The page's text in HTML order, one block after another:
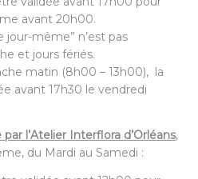
avant 20h00.
jour-même” n’est pas
et jours fériés.
matin (8h00 – 13h00), la
avant 17h30 le vendredi
l’Atelier Interflora d’Orléans,
du Mardi au Samedi :